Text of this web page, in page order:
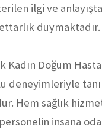
ilgi ve
duymaktadır.
Kadın Doğum
deneyimleriyle
Hem sağlık
insana